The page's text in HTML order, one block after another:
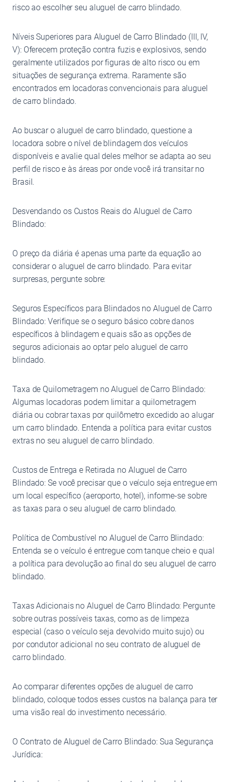
risco ao escolher seu aluguel de carro blindado.
Níveis Superiores para Aluguel de Carro Blindado (III, IV,
V): Oferecem proteção contra fuzis e explosivos, sendo
geralmente utilizados por figuras de alto risco ou em
situações de segurança extrema. Raramente são
encontrados em locadoras convencionais para aluguel
de carro blindado.
Ao buscar o aluguel de carro blindado, questione a
locadora sobre o nível de blindagem dos veículos
disponíveis e avalie qual deles melhor se adapta ao seu
perfil de risco e às áreas por onde você irá transitar no
Brasil.
Desvendando os Custos Reais do Aluguel de Carro
Blindado:
O preço da diária é apenas uma parte da equação ao
considerar o aluguel de carro blindado. Para evitar
surpresas, pergunte sobre:
Seguros Específicos para Blindados no Aluguel de Carro
Blindado: Verifique se o seguro básico cobre danos
específicos à blindagem e quais são as opções de
seguros adicionais ao optar pelo aluguel de carro
blindado.
Taxa de Quilometragem no Aluguel de Carro Blindado:
Algumas locadoras podem limitar a quilometragem
diária ou cobrar taxas por quilômetro excedido ao alugar
um carro blindado. Entenda a política para evitar custos
extras no seu aluguel de carro blindado.
Custos de Entrega e Retirada no Aluguel de Carro
Blindado: Se você precisar que o veículo seja entregue em
um local específico (aeroporto, hotel), informe-se sobre
as taxas para o seu aluguel de carro blindado.
Política de Combustível no Aluguel de Carro Blindado:
Entenda se o veículo é entregue com tanque cheio e qual
a política para devolução ao final do seu aluguel de carro
blindado.
Taxas Adicionais no Aluguel de Carro Blindado: Pergunte
sobre outras possíveis taxas, como as de limpeza
especial (caso o veículo seja devolvido muito sujo) ou
por condutor adicional no seu contrato de aluguel de
carro blindado.
Ao comparar diferentes opções de aluguel de carro
blindado, coloque todos esses custos na balança para ter
uma visão real do investimento necessário.
O Contrato de Aluguel de Carro Blindado: Sua Segurança
Jurídica: